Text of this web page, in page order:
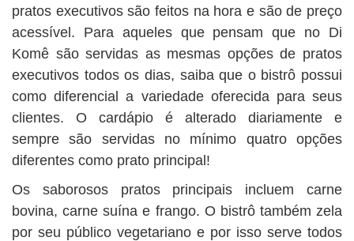
pratos executivos são feitos na hora e são de preço
acessível. Para aqueles que pensam que no Di
Komê são servidas as mesmas opções de pratos
executivos todos os dias, saiba que o bistrô possui
como diferencial a variedade oferecida para seus
clientes. O cardápio é alterado diariamente e
sempre são servidas no mínimo quatro opções
diferentes como prato principal!
Os saborosos pratos principais incluem carne
bovina, carne suína e frango. O bistrô também zela
por seu público vegetariano e por isso serve todos